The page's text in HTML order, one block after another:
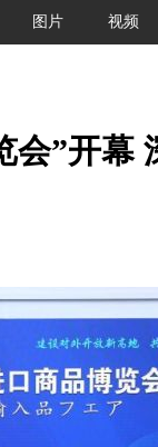
图片 视频
会”开幕